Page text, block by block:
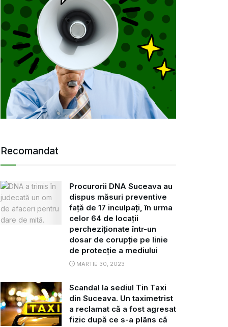
Recomandat
Procurorii DNA Suceava au
dispus măsuri preventive
față de 17 inculpați, în urma
celor 64 de locații
percheziționate într-un
dosar de corupție pe linie
de protecție a mediului
MARTIE 30, 2023
Scandal la sediul Tin Taxi
din Suceava. Un taximetrist
a reclamat că a fost agresat
fizic după ce s-a plâns că